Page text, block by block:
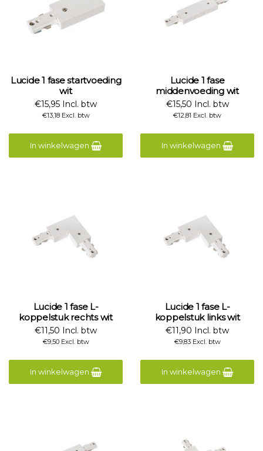
Lucide 1 fase startvoeding
wit
€15,95 Incl. btw
€13,18 Excl. btw
In winkelwagen
Lucide 1 fase
middenvoeding wit
€15,50 Incl. btw
€12,81 Excl. btw
In winkelwagen
Lucide 1 fase L-
koppelstuk rechts wit
€11,50 Incl. btw
€9,50 Excl. btw
In winkelwagen
Lucide 1 fase L-
koppelstuk links wit
€11,90 Incl. btw
€9,83 Excl. btw
In winkelwagen